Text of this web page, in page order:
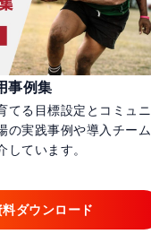
事例集
てる目標設定とコミュニ
の実践事例や導入チーム
しています。
料ダウンロード